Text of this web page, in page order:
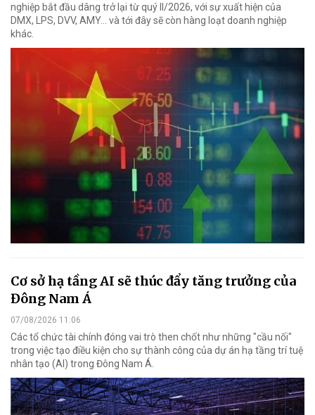
nghiệp bắt đầu dâng trở lại từ quý II/2026, với sự xuất hiện của
DMX, LPS, DVV, AMY... và tới đây sẽ còn hàng loạt doanh nghiệp
khác.
Cơ sở hạ tầng AI sẽ thúc đẩy tăng trưởng của
Đông Nam Á
07/08/2026 11:06
Các tổ chức tài chính đóng vai trò then chốt như những "cầu nối"
trong việc tạo điều kiện cho sự thành công của dự án hạ tầng trí tuệ
nhân tạo (AI) trong Đông Nam Á.